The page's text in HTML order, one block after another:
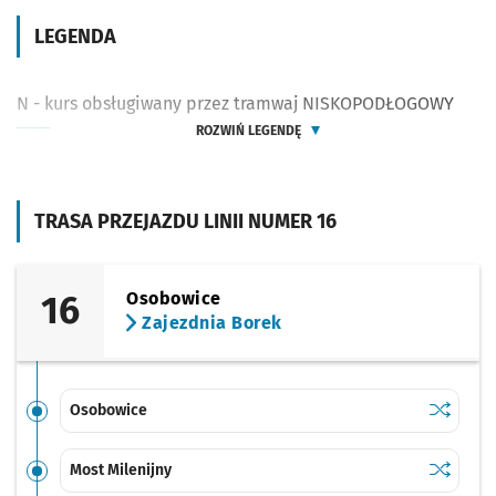
TRASA PRZEJAZDU LINII NUMER 16
16
Osobowice
Zajezdnia Borek
Osobowice Sprawdź
Most Milenijny Sprawdź
Most
LEGENDA
N - kurs obsługiwany przez tramwaj NISKOPODŁOGOWY
ROZWIŃ LEGENDĘ